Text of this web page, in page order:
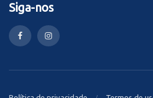
Siga-nos